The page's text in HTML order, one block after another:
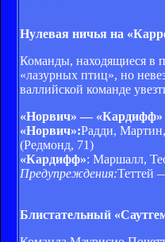
Нулевая ничья на
Команды, находящиеся в
«лазурных птиц», но
валлийской команде
«Норвич» — «Кардифф»
«Норвич»:Радди,
(Редмонд, 71)
«Кардифф»: Маршалл,
Предупреждения:Теттей
Блистательный